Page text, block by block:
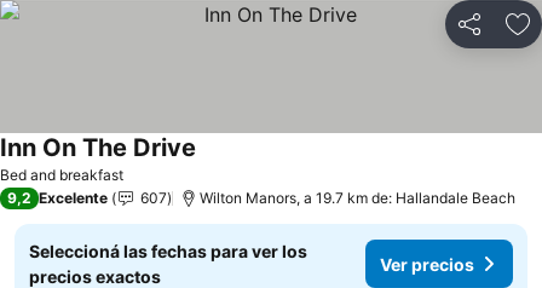
Compartir
Bed and breakfast
Inn On The Drive
9,2 Excelente 607 Wilton Manors, a 19.7 km de: Hallandale Beach
Seleccioná las fechas para ver los
precios exactos
Ver precios